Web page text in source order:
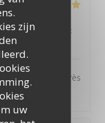
zijn
uw
5/5 Kwaliteit / Prijs
:
produits frais très